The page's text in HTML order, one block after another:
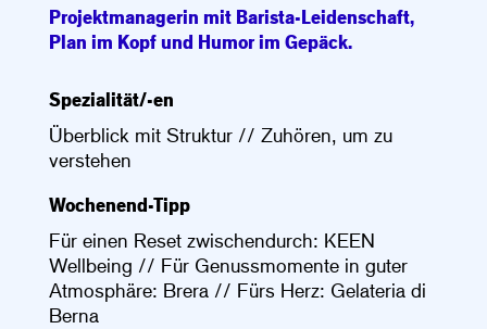
Projektmanagerin mit Barista-Leidenschaft,
Plan im Kopf und Humor im Gepäck.
Spezialität/-en
Überblick mit Struktur // Zuhören, um zu
verstehen
Wochenend-Tipp
Für einen Reset zwischendurch: KEEN
Wellbeing // Für Genussmomente in guter
Atmosphäre: Brera // Fürs Herz: Gelateria di
Berna